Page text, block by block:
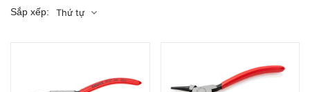
Sắp xếp: Thứ tự